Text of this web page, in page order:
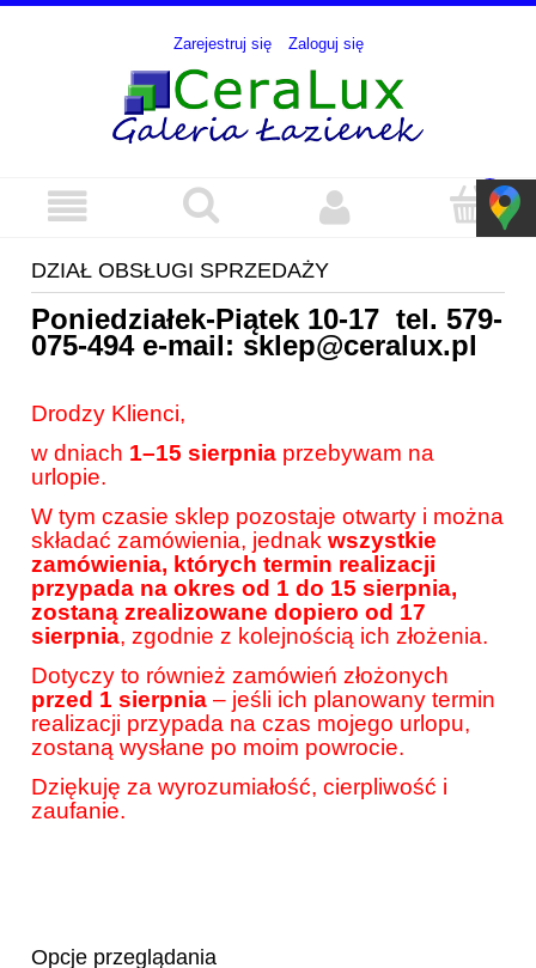
Zarejestruj się Zaloguj się
DZIAŁ OBSŁUGI SPRZEDAŻY
Poniedziałek-Piątek 10-17 tel. 579-
075-494e-mail: sklep@ceralux.pl
Drodzy Klienci,
w dniach 1–15 sierpnia przebywam na
urlopie.
W tym czasie sklep pozostaje otwarty i można
składać zamówienia, jednak wszystkie
zamówienia, których termin realizacji
przypada na okres od 1 do 15 sierpnia,
zostaną zrealizowane dopiero od 17
sierpnia, zgodnie z kolejnością ich złożenia.
Dotyczy to również zamówień złożonych
przed 1 sierpnia – jeśli ich planowany termin
realizacji przypada na czas mojego urlopu,
zostaną wysłane po moim powrocie.
Dziękuję za wyrozumiałość, cierpliwość i
zaufanie.
Opcje przeglądania